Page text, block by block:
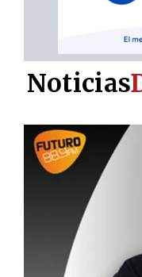
Noticias